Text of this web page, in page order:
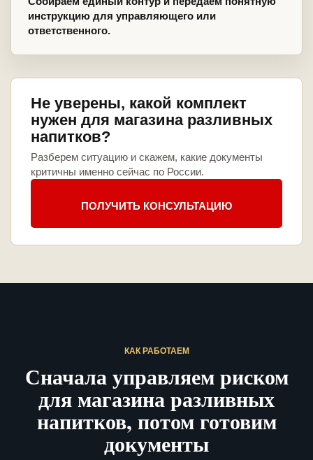
инструкцию для управляющего или
ответственного.
Не уверены, какой комплект
нужен для магазина разливных
напитков?
Разберем ситуацию и скажем, какие документы
критичны именно сейчас по России.
ПОЛУЧИТЬ КОНСУЛЬТАЦИЮ
КАК РАБОТАЕМ
Сначала управляем риском
для магазина разливных
напитков, потом готовим
документы